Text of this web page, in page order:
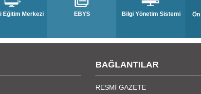
Eğitim Merkezi EBYS Bilgi Yönetim Sistemi
BAĞLANTILAR
RESMİ GAZETE